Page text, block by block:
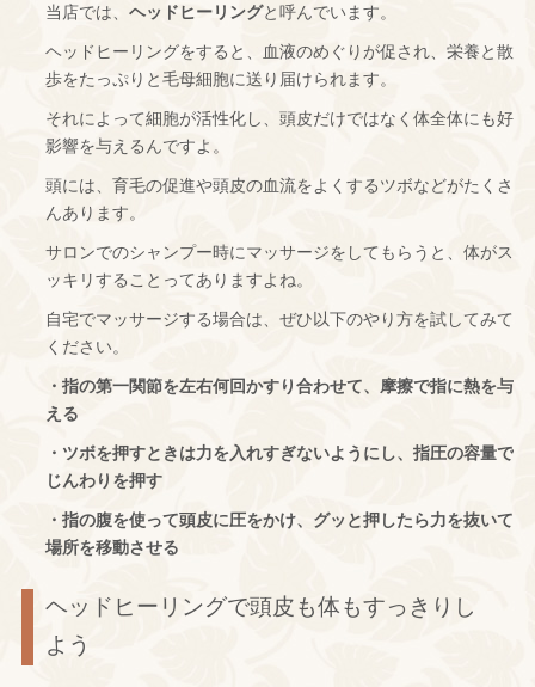
当店では、 ヘッドヒーリングと呼んでいます。
ヘッドヒーリングをすると、血液のめぐりが促され、栄養と散
歩をたっぷりと毛母細胞に送り届けられます。
それによって細胞が活性化し、頭皮だけではなく体全体にも好
影響を与えるんですよ。
頭には、育毛の促進や頭皮の血流をよくするツボなどがたくさ
んあります。
サロンでのシャンプー時にマッサージをしてもらうと、体がス
ッキリすることってありますよね。
自宅でマッサージする場合は、ぜひ以下のやり方を試してみて
ください。
・指の第一関節を左右何回かすり合わせて、摩擦で指に熱を与
える
・ツボを押すときは力を入れすぎないようにし、指圧の容量で
じんわりを押す
・指の腹を使って頭皮に圧をかけ、グッと押したら力を抜いて
場所を移動させる
ヘッドヒーリングで頭皮も体もすっきりし
よう